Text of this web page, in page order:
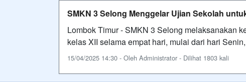
SMKN 3 Selong Menggelar Ujian Sekolah
Lombok Timur - SMKN 3 Selong melaksanakan
kelas XII selama empat hari, mulai dari hari
15/04/2025 14:30 - Oleh Administrator - Dilihat 1803 kali